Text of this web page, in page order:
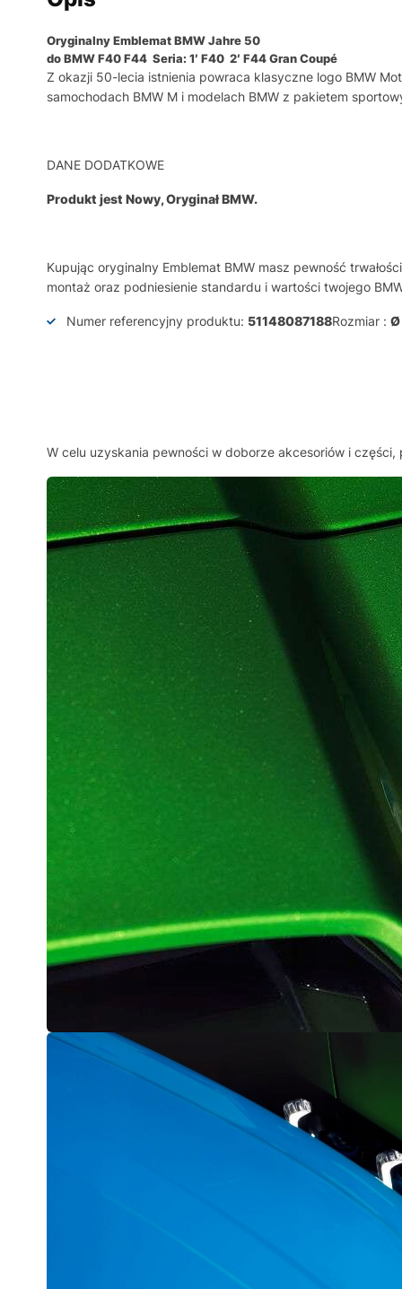
Oryginalny Emblemat BMW Jahre 50
do BMW F40 F44 Seria: 1′ F40 2′ F44 Gran Coupé
Z okazji 50-lecia istnienia powraca klasyczne logo BMW
samochodach BMW M i modelach BMW z pakietem
DANE DODATKOWE
Produkt jest Nowy, Oryginał BMW.
Kupując oryginalny Emblemat BMW masz pewność
montaż oraz podniesienie standardu i wartości twojego
Numer referencyjny produktu: 51148087188Rozmiar : Ø
W celu uzyskania pewności w doborze akcesoriów i